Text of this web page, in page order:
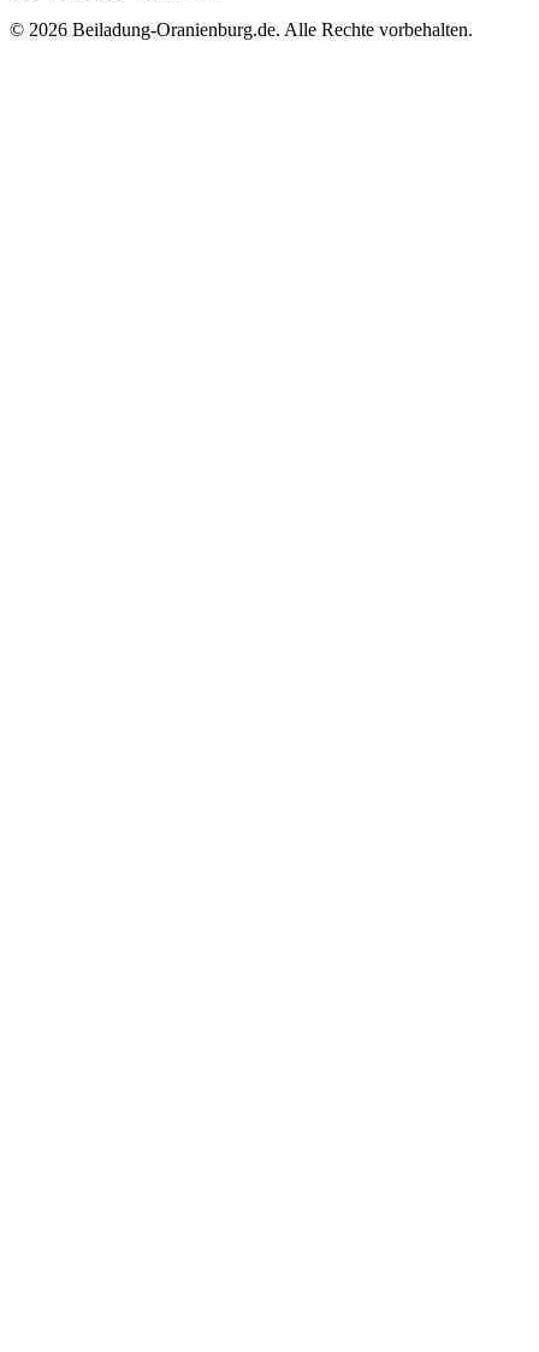
© 2026 Beiladung-Oranienburg.de. Alle Rechte vorbehalten.